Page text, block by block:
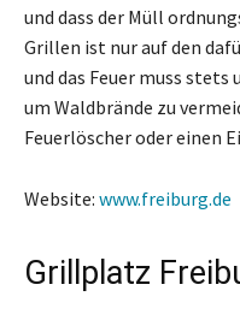
und dass der Müll
Grillen ist nur auf den
und das Feuer muss
um Waldbrände zu
Feuerlöscher oder einen
Website: www.freiburg.de
Grillplatz